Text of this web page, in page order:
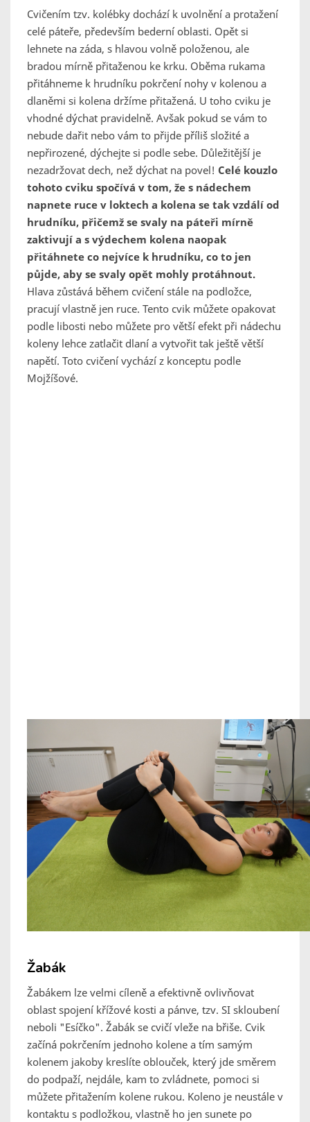
Cvičením tzv. kolébky dochází k uvolnění a protažení
celé páteře, především bederní oblasti. Opět si
lehnete na záda, s hlavou volně položenou, ale
bradou mírně přitaženou ke krku. Oběma rukama
přitáhneme k hrudníku pokrčení nohy v kolenou a
dlaněmi si kolena držíme přitažená. U toho cviku je
vhodné dýchat pravidelně. Avšak pokud se vám to
nebude dařit nebo vám to přijde příliš složité a
nepřirozené, dýchejte si podle sebe. Důležitější je
nezadržovat dech, než dýchat na povel! Celé kouzlo
tohoto cviku spočívá v tom, že s nádechem
napnete ruce v loktech a kolena se tak vzdálí od
hrudníku, přičemž se svaly na páteři mírně
zaktivují a s výdechem kolena naopak
přitáhnete co nejvíce k hrudníku, co to jen
půjde, aby se svaly opět mohly protáhnout.
Hlava zůstává během cvičení stále na podložce,
pracují vlastně jen ruce. Tento cvik můžete opakovat
podle libosti nebo můžete pro větší efekt při nádechu
koleny lehce zatlačit dlaní a vytvořit tak ještě větší
napětí. Toto cvičení vychází z konceptu podle
Mojžíšové.
Žabák
Žabákem lze velmi cíleně a efektivně ovlivňovat
oblast spojení křížové kosti a pánve, tzv. SI skloubení
neboli "Esíčko". Žabák se cvičí vleže na břiše. Cvik
začíná pokrčením jednoho kolene a tím samým
kolenem jakoby kreslíte oblouček, který jde směrem
do podpaží, nejdále, kam to zvládnete, pomoci si
můžete přitažením kolene rukou. Koleno je neustále v
kontaktu s podložkou, vlastně ho jen sunete po